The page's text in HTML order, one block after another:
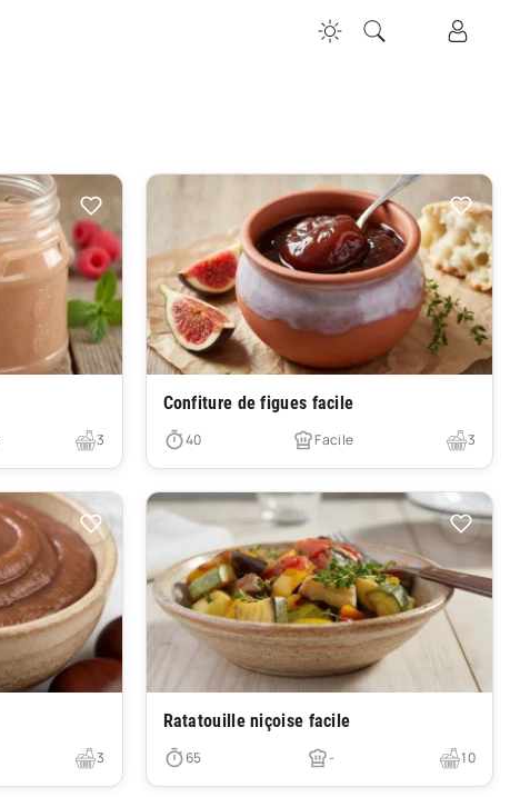
3
Très facile
Confiture de figues facile
40 Facile 3
3
Très facile
Ratatouille niçoise facile
65 - 10